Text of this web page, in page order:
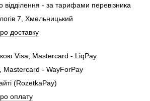
- за тарифами перевізника
7, Хмельницький
доставку
Visa, Mastercard - LiqPay
Mastercard - WayForPay
(RozetkaPay)
оплату